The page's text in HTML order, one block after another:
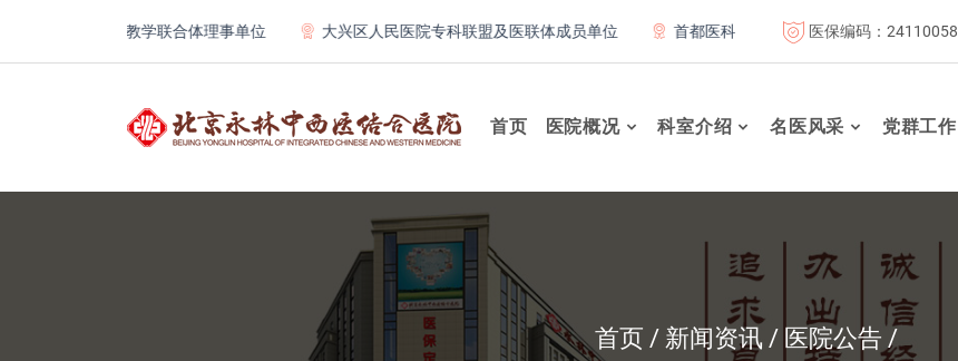
一医院骨科教学联合体理事单位 大兴区人民医院专科联盟及医联体成员单位 首都医科大学附属北京康复医院联体成员单位
医保编码：24110058
首页 医院概况 科室介绍 名医风采 党群工作
首页 新闻资讯 医院公告